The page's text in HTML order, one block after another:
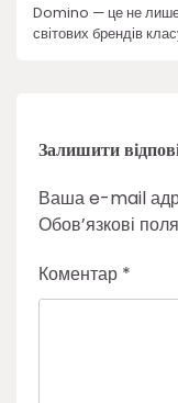
Domino — це не лише
світових брендів
Залишити
Ваша e-mail
Обов’язкові
Коментар *